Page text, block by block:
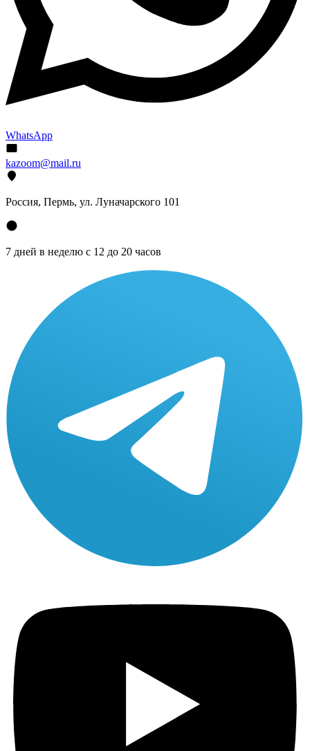
WhatsApp
kazoom@mail.ru
Россия, Пермь, ул. Луначарского 101
7 дней в неделю с 12 до 20 часов